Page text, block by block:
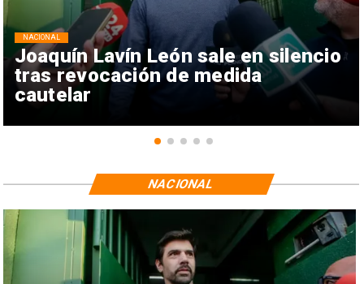
Joaquín Lavín León sale en silencio
tras revocación de medida
cautelar
NACIONAL
NACIONAL